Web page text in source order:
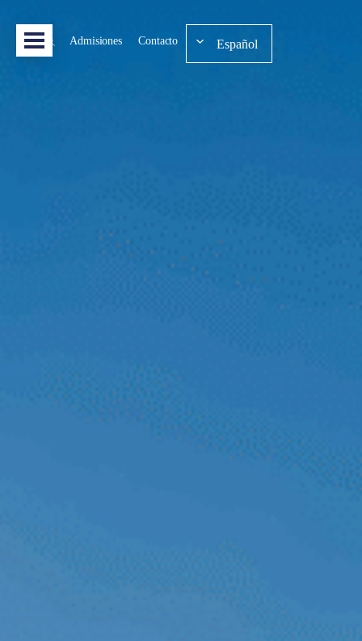
Admisiones Contacto Español